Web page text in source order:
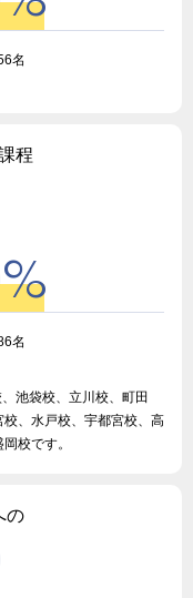
名
程
%
名
池袋校、立川校、町田
、水戸校、宇都宮校、高
校です。
の